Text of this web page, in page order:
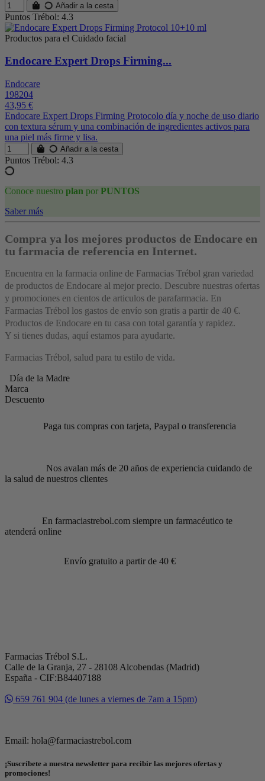
Añadir a la cesta
Puntos Trébol: 4.3
Productos para el Cuidado facial
Endocare Expert Drops Firming...
Endocare
198204
43,95 €
Endocare Expert Drops Firming Protocolo día y noche de uso diario
con textura sérum y una combinación de ingredientes activos para
una piel más firme y lisa.
Añadir a la cesta
Puntos Trébol: 4.3
Conoce nuestro plan por PUNTOS
Saber más
Compra ya los mejores productos de Endocare en
tu farmacia de referencia en Internet.
Encuentra en la farmacia online de Farmacias Trébol gran variedad
de productos de Endocare al mejor precio. Descubre nuestras ofertas
y promociones en cientos de articulos de parafarmacia. En
Farmacias Trébol los gastos de envío son gratis a partir de 40 €.
Productos de Endocare en tu casa con total garantía y rapidez.
Y si tienes dudas, aquí estamos para ayudarte.
Farmacias Trébol, salud para tu estilo de vida.
Día de la Madre
Marca
Descuento
Paga tus compras con tarjeta, Paypal o transferencia
Nos avalan más de 20 años de experiencia cuidando de
la salud de nuestros clientes
En farmaciastrebol.com siempre un farmacéutico te
atenderá online
Envío gratuito a partir de 40 €
Farmacias Trébol S.L.
Calle de la Granja, 27 - 28108 Alcobendas (Madrid)
España - CIF:B84407188
659 761 904 (de lunes a viernes de 7am a 15pm)
Email: hola@farmaciastrebol.com
¡Suscríbete a nuestra newsletter para recibir las mejores ofertas y
promociones!